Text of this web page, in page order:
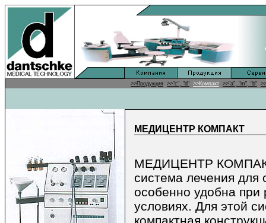
>>Продукция >>"c", "d" >>Компакт >>"a", "m", "b"
МЕДИЦЕНТР КОМПАКТ
МЕДИЦЕНТР
система лечения для
особенно удобна при
условиях. Для этой